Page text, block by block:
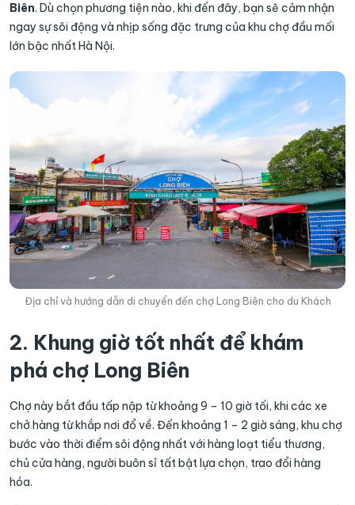
Biên. Dù chọn phương tiện nào, khi đến đây, bạn sẽ cảm nhận
ngay sự sôi động và nhịp sống đặc trưng của khu chợ đầu mối
lớn bậc nhất Hà Nội.
Địa chỉ và hướng dẫn di chuyển đến chợ Long Biên cho du Khách
2. Khung giờ tốt nhất để khám
phá chợ Long Biên
Chợ này bắt đầu tấp nập từ khoảng 9 – 10 giờ tối, khi các xe
chở hàng từ khắp nơi đổ về. Đến khoảng 1 – 2 giờ sáng, khu chợ
bước vào thời điểm sôi động nhất với hàng loạt tiểu thương,
chủ cửa hàng, người buôn sỉ tất bật lựa chọn, trao đổi hàng
hóa.